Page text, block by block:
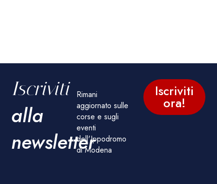
Iscriviti
alla
newsletter
Rimani
aggiornato sulle
corse e sugli
eventi
dell'Ippodromo
di Modena
Iscriviti
ora!